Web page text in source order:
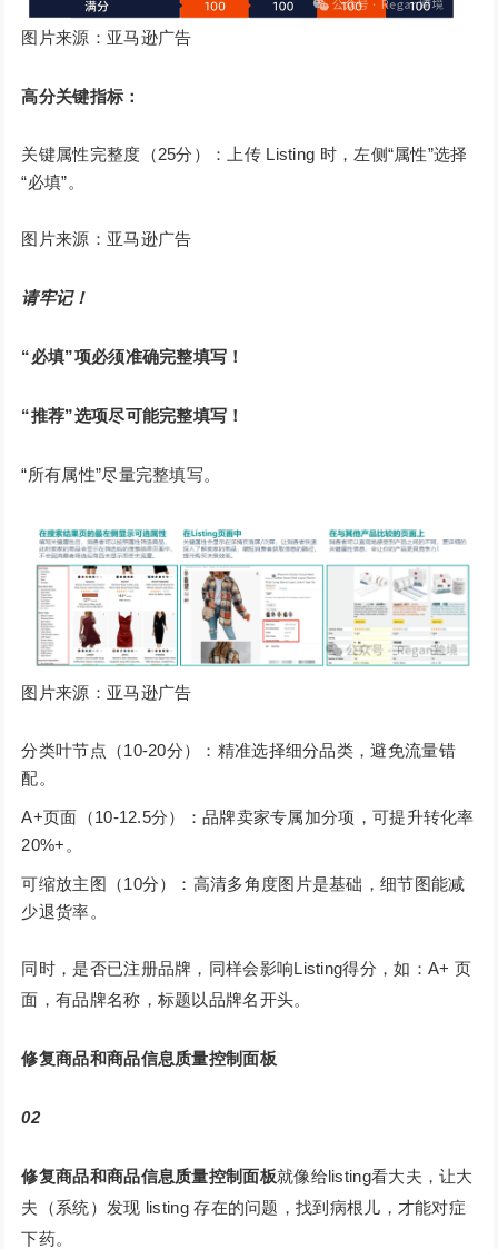
图片来源：亚马逊广告
高分关键指标：
关键属性完整度（25分）：上传 Listing 时，左侧“属性”选择
“必填”。
图片来源：亚马逊广告
请牢记！
“必填”项必须准确完整填写！
“推荐”选项尽可能完整填写！
“所有属性”尽量完整填写。
图片来源：亚马逊广告
分类叶节点（10-20分）：精准选择细分品类，避免流量错
配。
A+页面（10-12.5分）：品牌卖家专属加分项，可提升转化率
20%+。
可缩放主图（10分）：高清多角度图片是基础，细节图能减
少退货率。
同时，是否已注册品牌，同样会影响Listing得分，如：A+ 页
面，有品牌名称，标题以品牌名开头。
修复商品和商品信息质量控制面板
02
修复商品和商品信息质量控制面板就像给listing看大夫，让大
夫（系统）发现 listing 存在的问题，找到病根儿，才能对症
下药。